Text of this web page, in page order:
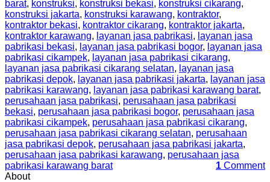
barat, konstruksi, konstruksi bekasi, konstruksi cikarang,
konstruksi jakarta, konstruksi karawang, kontraktor,
kontraktor bekasi, kontraktor cikarang, kontraktor jakarta,
kontraktor karawang, layanan jasa pabrikasi, layanan jasa
pabrikasi bekasi, layanan jasa pabrikasi bogor, layanan jasa
pabrikasi cikampek, layanan jasa pabrikasi cikarang,
layanan jasa pabrikasi cikarang selatan, layanan jasa
pabrikasi depok, layanan jasa pabrikasi jakarta, layanan jasa
pabrikasi karawang, layanan jasa pabrikasi karawang barat,
perusahaan jasa pabrikasi, perusahaan jasa pabrikasi
bekasi, perusahaan jasa pabrikasi bogor, perusahaan jasa
pabrikasi cikampek, perusahaan jasa pabrikasi cikarang,
perusahaan jasa pabrikasi cikarang selatan, perusahaan
jasa pabrikasi depok, perusahaan jasa pabrikasi jakarta,
perusahaan jasa pabrikasi karawang, perusahaan jasa
pabrikasi karawang barat
1 Comment
About